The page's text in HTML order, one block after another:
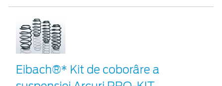
Eibach®* Kit de coborâre a